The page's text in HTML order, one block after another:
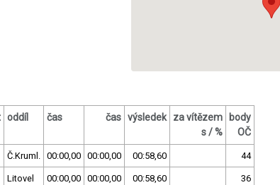
oddíl čas čas výsledek
za vítězem
s / %
body
OČ
Č.Kruml. 00:00,00 00:00,00 00:58,60 44
Litovel 00:00,00 00:00,00 00:58,60 36